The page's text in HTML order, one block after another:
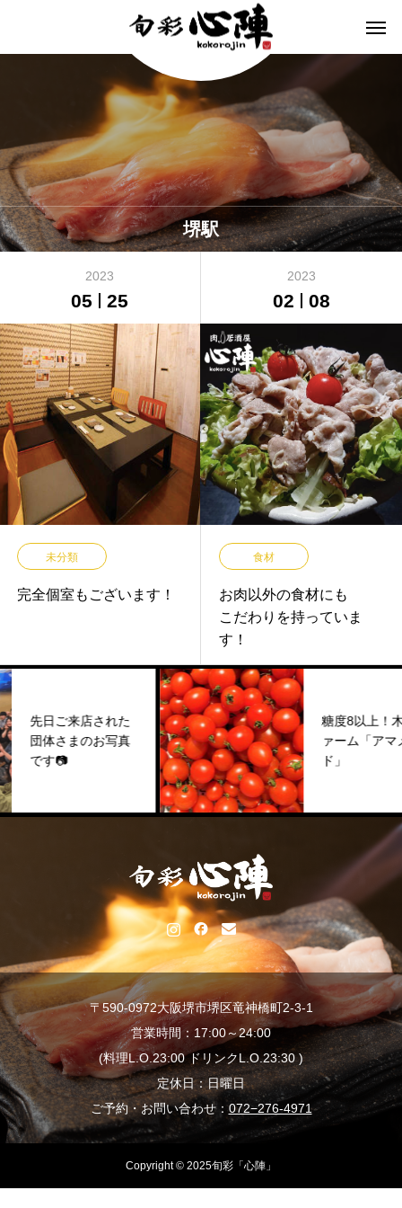
堺駅
2023
05 25
未分類
完全個室もございます！
2023
02 08
食材
お肉以外の食材にも
こだわりを持っていま
す！
先日ご来店された
団体さまのお写真
です📷
糖度8以上！木下
ァーム「アマメ
ド」
〒590-0972大阪堺市堺区竜神橋町2-3-1
営業時間：17:00～24:00
(料理L.O.23:00 ドリンクL.O.23:30 )
定休日：日曜日
ご予約・お問い合わせ： 072−276-4971
Copyright © 2025旬彩「心陣」